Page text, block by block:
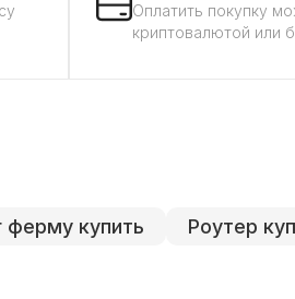
Оплатить покупку
криптовалютой или
ферму купить Роутер